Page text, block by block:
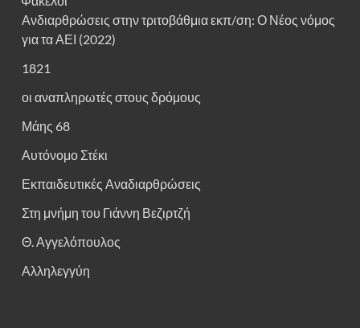
Ανδιαρθρώσεις στην τριτοβάθμια εκπ/ση: Ο Νέος νόμος
για τα ΑΕΙ (2022)
1821
οι αναπληρωτές στους δρόμους
Μάης 68
Αυτόνομο Στέκι
Εκπαιδευτικές Αναδιαρθρώσεις
Στη μνήμη του Γιάννη Βεζιρτζή
Θ. Αγγελόπουλος
Αλληλεγγύη